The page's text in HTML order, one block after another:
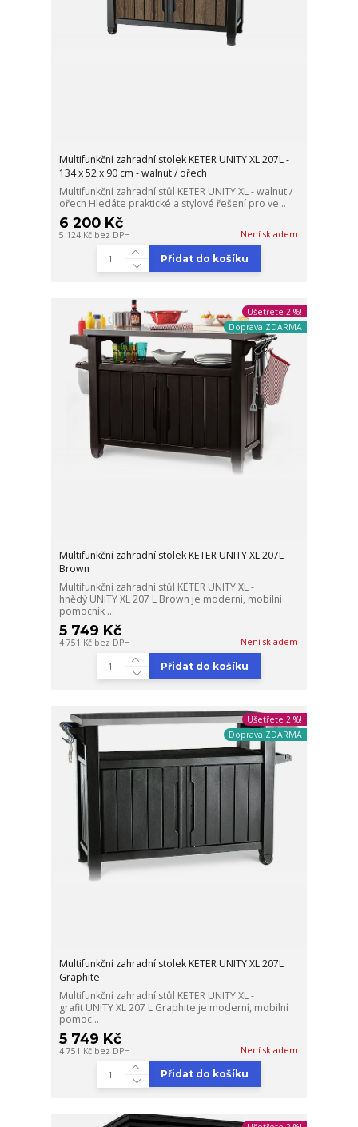
Multifunkční zahradní stolek KETER UNITY XL 207L -
134 x 52 x 90 cm - walnut / ořech
Multifunkční zahradní stůl KETER UNITY XL - walnut /
ořech Hledáte praktické a stylové řešení pro ve...
6 200 Kč
5 124 Kč bez DPH Není skladem
Přidat do košíku
Ušetřete 2 %!
Doprava ZDARMA
Multifunkční zahradní stolek KETER UNITY XL 207L
Brown
Multifunkční zahradní stůl KETER UNITY XL -
hnědý UNITY XL 207 L Brown je moderní, mobilní
pomocník ...
5 749 Kč
4 751 Kč bez DPH Není skladem
Přidat do košíku
Ušetřete 2 %!
Doprava ZDARMA
Multifunkční zahradní stolek KETER UNITY XL 207L
Graphite
Multifunkční zahradní stůl KETER UNITY XL -
grafit UNITY XL 207 L Graphite je moderní, mobilní
pomoc...
5 749 Kč
4 751 Kč bez DPH Není skladem
Přidat do košíku